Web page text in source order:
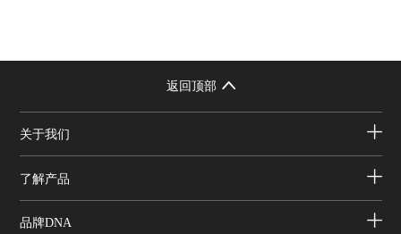
返回顶部
关于我们
了解产品
品牌DNA